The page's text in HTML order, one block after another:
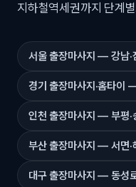
지하철역세권까지 단계
서울 출장마사지 — 강남·
경기 출장마사지·홈타이
인천 출장마사지 — 부평·
부산 출장마사지 — 서면·
대구 출장마사지 — 동성